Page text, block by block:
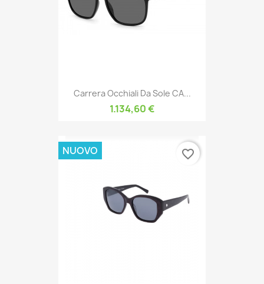
Carrera Occhiali Da Sole CA...
1.134,60 €
NUOVO favorite_border